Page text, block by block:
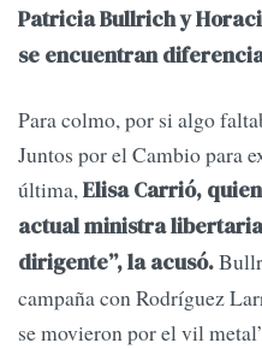
Patricia Bullrich y
se encuentran
Para colmo, por si algo
Juntos por el Cambio para
última,Elisa Carrió,
actual ministra
dirigente”, la acusó.
campaña con Rodríguez
se movieron por el vil